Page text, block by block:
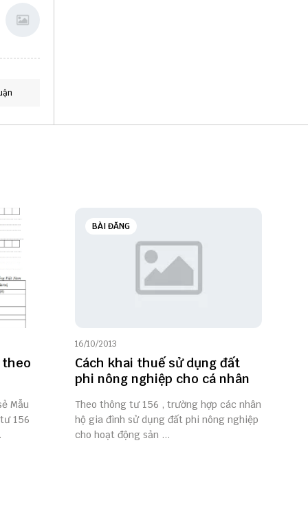
theo
Mẫu
156
BÀI ĐĂNG
16/10/2013
Cách khai thuế sử dụng đất
phi nông nghiệp cho cá nhân
Theo thông tư 156 , trường hợp các nhân
hộ gia đình sử dụng đất phi nông nghiệp
cho hoạt động sản ...